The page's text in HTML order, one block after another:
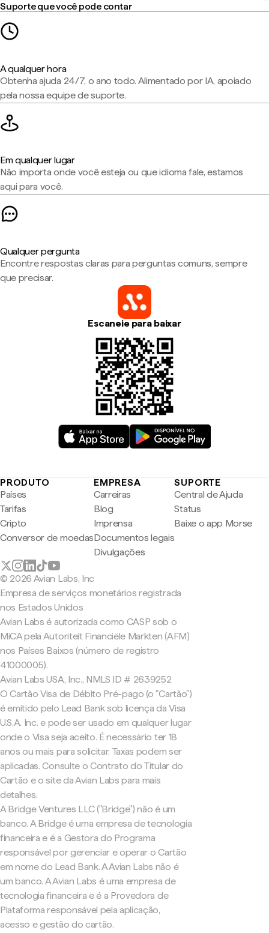
Suporte que você pode contar
A qualquer hora
Obtenha ajuda 24/7, o ano todo. Alimentado por IA, apoiado
pela nossa equipe de suporte.
Em qualquer lugar
Não importa onde você esteja ou que idioma fale, estamos
aqui para você.
Qualquer pergunta
Encontre respostas claras para perguntas comuns, sempre
que precisar.
Escaneie para baixar
PRODUTO
Países
Tarifas
Cripto
Conversor de moedas
EMPRESA
Carreiras
Blog
Imprensa
Documentos legais
Divulgações
SUPORTE
Central de Ajuda
Status
Baixe o app Morse
© 2026 Avian Labs, Inc
Empresa de serviços monetários registrada
nos Estados Unidos
Avian Labs é autorizada como CASP sob o
MiCA pela Autoriteit Financiële Markten (AFM)
nos Países Baixos (número de registro
41000005).
Avian Labs USA, Inc., NMLS ID # 2639252
O Cartão Visa de Débito Pré-pago (o "Cartão")
é emitido pelo Lead Bank sob licença da Visa
U.S.A. Inc. e pode ser usado em qualquer lugar
onde o Visa seja aceito. É necessário ter 18
anos ou mais para solicitar. Taxas podem ser
aplicadas. Consulte o Contrato do Titular do
Cartão e o site da Avian Labs para mais
detalhes.
A Bridge Ventures LLC ("Bridge") não é um
banco. A Bridge é uma empresa de tecnologia
financeira e é a Gestora do Programa
responsável por gerenciar e operar o Cartão
em nome do Lead Bank. A Avian Labs não é
um banco. A Avian Labs é uma empresa de
tecnologia financeira e é a Provedora de
Plataforma responsável pela aplicação,
acesso e gestão do cartão.